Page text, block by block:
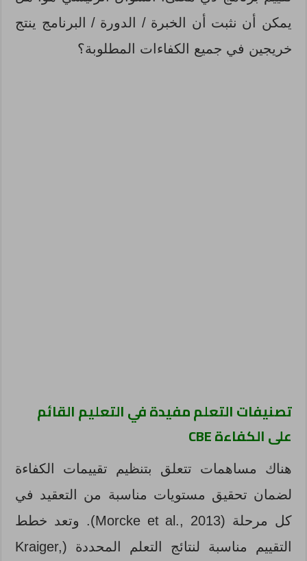
يمكن أن نثبت أن الخبرة / الدورة / البرنامج ينتج
خريجين في جميع الكفاءات المطلوبة؟
تصنيفات التعلم مفيدة في التعليم القائم
على الكفاءةCBE
هناك مساهمات تتعلق بتنظيم تقييمات الكفاءة
لضمان تحقيق مستويات مناسبة من التعقيد في
كل مرحلة (Morcke et al., 2013). وتعد خطط
التقييم مناسبة لنتائج التعلم المحددة (Kraiger,